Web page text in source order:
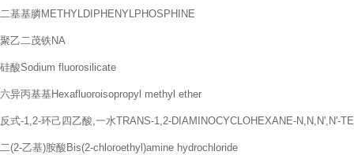
二基基膦METHYLDIPHENYLPHOSPHINE
聚乙二茂铁NA
硅酸Sodium fluorosilicate
六异丙基基Hexafluoroisopropyl methyl ether
反式-1,2-环己四乙酸,一水TRANS-1,2-DIAMINOCYCLOHEXANE-N,N,N',N'-
二(2-乙基)胺酸Bis(2-chloroethyl)amine hydrochloride